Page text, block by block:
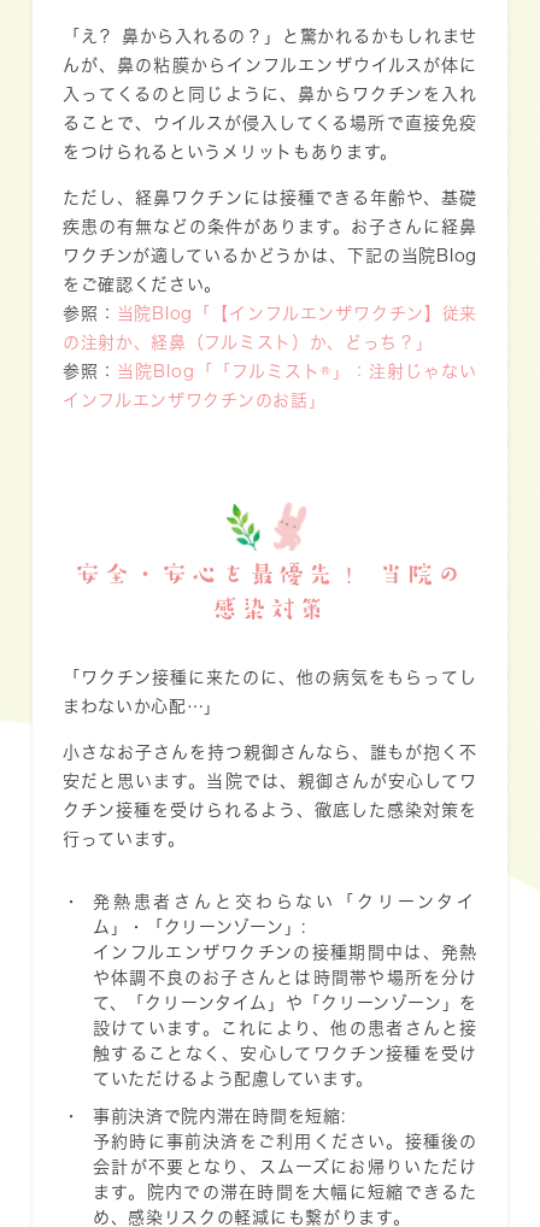
「え？ 鼻から入れるの？」と驚かれるかもしれませ
んが、鼻の粘膜からインフルエンザウイルスが体に
入ってくるのと同じように、鼻からワクチンを入れ
ることで、ウイルスが侵入してくる場所で直接免疫
をつけられるというメリットもあります。
ただし、経鼻ワクチンには接種できる年齢や、基礎
疾患の有無などの条件があります。お子さんに経鼻
ワクチンが適しているかどうかは、下記の当院Blog
をご確認ください。
参照： 当院Blog「【インフルエンザワクチン】従来
の注射か、経鼻（フルミスト）か、どっち？」
参照： 当院Blog「「フルミスト®」：注射じゃない
インフルエンザワクチンのお話」
安全・安心を最優先！ 当院の
感染対策
「ワクチン接種に来たのに、他の病気をもらってし
まわないか心配…」
小さなお子さんを持つ親御さんなら、誰もが抱く不
安だと思います。当院では、親御さんが安心してワ
クチン接種を受けられるよう、徹底した感染対策を
行っています。
発熱患者さんと交わらない「クリーンタイ
ム」・「クリーンゾーン」:
インフルエンザワクチンの接種期間中は、発熱
や体調不良のお子さんとは時間帯や場所を分け
て、「クリーンタイム」
や 「クリーンゾーン」を
設けています。これにより、他の患者さんと接
触することなく、安心してワクチン接種を受け
ていただけるよう配慮しています。
事前決済で院内滞在時間を短縮:
予約時に 事前決済 をご利用ください。接種後の
会計が不要となり、スムーズにお帰りいただけ
ます。院内での滞在時間を大幅に短縮できるた
め、感染リスクの軽減にも繋がります。